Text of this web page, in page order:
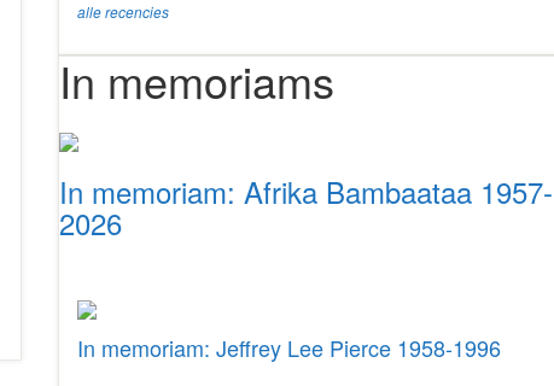
alle recencies
In memoriams
In memoriam: Afrika Bambaataa 1957-
2026
In memoriam: Jeffrey Lee Pierce 1958-1996